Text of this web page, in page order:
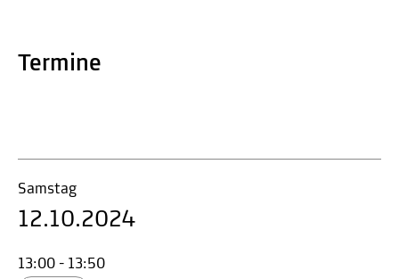
Termine
Samstag
12.10.2024
13:00 - 13:50